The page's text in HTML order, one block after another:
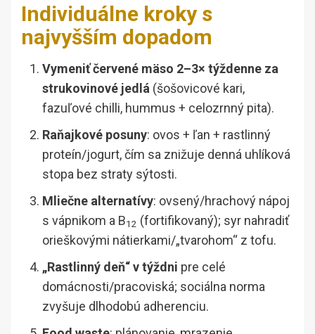
Individuálne kroky s
najvyšším dopadom
Vymeniť červené mäso 2–3× týždenne za
strukovinové jedlá (šošovicové kari,
fazuľové chilli, hummus + celozrnný pita).
Raňajkové posuny: ovos + ľan + rastlinný
proteín/jogurt, čím sa znižuje denná uhlíková
stopa bez straty sýtosti.
Mliečne alternatívy: ovsený/hrachový nápoj
s vápnikom a B12 (fortifikovaný); syr nahradiť
orieškovými nátierkami/„tvarohom“ z tofu.
„Rastlinný deň“ v týždni pre celé
domácnosti/pracoviská; sociálna norma
zvyšuje dlhodobú adherenciu.